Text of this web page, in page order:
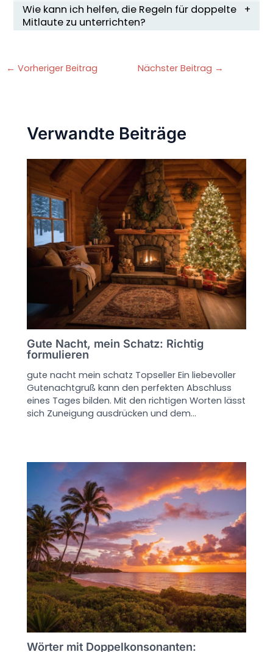
Wie kann ich helfen, die Regeln für doppelte
Mitlaute zu unterrichten?
← Vorheriger Beitrag Nächster Beitrag →
Verwandte Beiträge
Gute Nacht, mein Schatz: Richtig
formulieren
gute nacht mein schatz Topseller Ein liebevoller
Gutenachtgruß kann den perfekten Abschluss
eines Tages bilden. Mit den richtigen Worten lässt
sich Zuneigung ausdrücken und dem…
Wörter mit Doppelkonsonanten: